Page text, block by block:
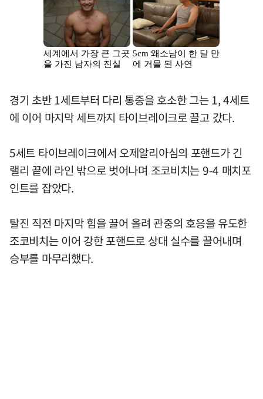
경기 초반 1세트부터 다리 통증을 호소한 그는 1, 4세트
에 이어 마지막 세트까지 타이브레이크로 끌고 갔다.
5세트 타이브레이크에서 오제알리아심의 포핸드가 긴
랠리 끝에 라인 밖으로 벗어나며 조코비치는 9-4 매치포
인트를 잡았다.
탈진 직전 마지막 힘을 끌어 올려 관중의 호응을 유도한
조코비치는 이어 강한 포핸드로 상대 실수를 끌어내며
승부를 마무리했다.